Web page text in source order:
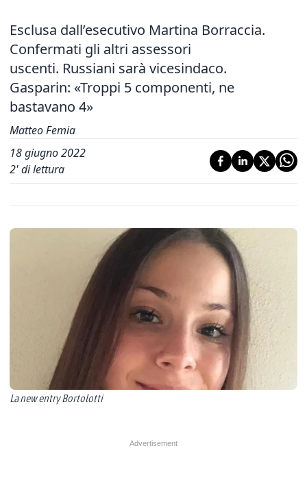
Esclusa dall’esecutivo Martina Borraccia.
Confermati gli altri assessori
uscenti. Russiani sarà vicesindaco.
Gasparin: «Troppi 5 componenti, ne
bastavano 4»
Matteo Femia
18 giugno 2022
2' di lettura
La new entry Bortolotti